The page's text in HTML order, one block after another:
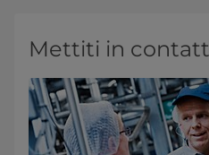
Mettiti in